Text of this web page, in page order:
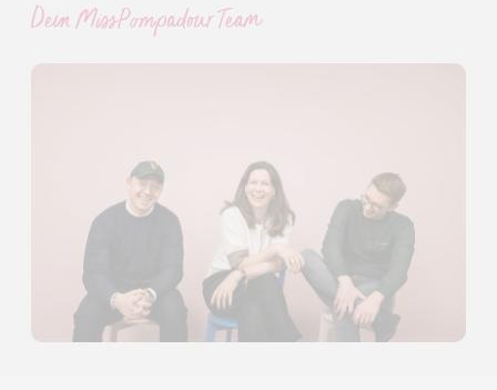
Dein MissPompadour Team